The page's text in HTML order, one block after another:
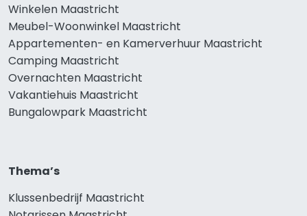
Winkelen Maastricht
Meubel-Woonwinkel Maastricht
Appartementen- en Kamerverhuur Maastricht
Camping Maastricht
Overnachten Maastricht
Vakantiehuis Maastricht
Bungalowpark Maastricht
Thema’s
Klussenbedrijf Maastricht